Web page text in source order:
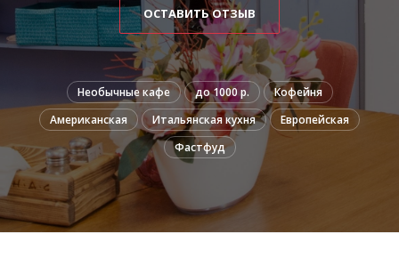
ОСТАВИТЬ ОТЗЫВ
Необычные кафе до 1000 р.
Кофейня
Американская
Итальянская кухня
Европейская
Фастфуд